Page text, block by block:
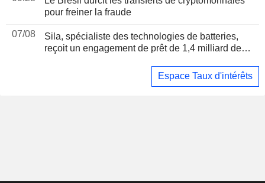
pour freiner la fraude
07/08
Sila, spécialiste des technologies de batteries,
reçoit un engagement de prêt de 1,4 milliard de
Espace Taux d'intérêts